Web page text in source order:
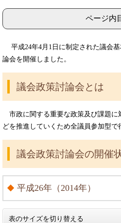
ページ内
平成24年4月1日に制定された議会
論会を開催しました。
議会政策討論会とは
市政に関する重要な政策及び課題に
どを推進していくため全議員参加型で
議会政策討論会の開催
平成26年（2014年）
表のサイズを切り替える